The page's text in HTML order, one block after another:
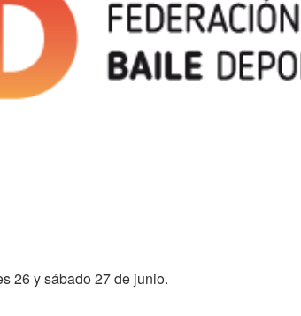
26 y sábado 27 de junio.